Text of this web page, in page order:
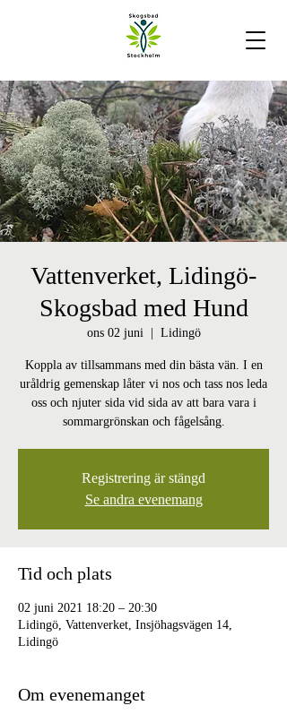
Vattenverket, Lidingö-
Skogsbad med Hund
ons 02 juni
  |
Lidingö
Koppla av tillsammans med din bästa vän. I en
uråldrig gemenskap låter vi nos och tass nos leda
oss och njuter sida vid sida av att bara vara i
sommargrönskan och fågelsång.
Registrering är stängd
Se andra evenemang
Tid och plats
02 juni 2021 18:20 – 20:30
Lidingö, Vattenverket, Insjöhagsvägen 14,
Lidingö
Om evenemanget